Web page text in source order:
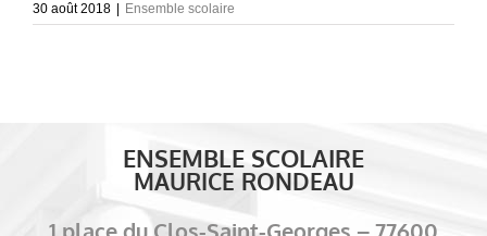
30 août 2018 Ensemble scolaire
ENSEMBLE SCOLAIRE
MAURICE RONDEAU